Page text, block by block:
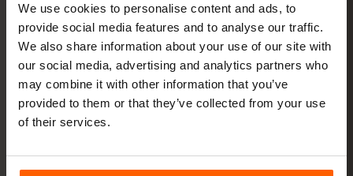
We use cookies to personalise content and ads, to
provide social media features and to analyse our traffic.
We also share information about your use of our site with
our social media, advertising and analytics partners who
may combine it with other information that you’ve
provided to them or that they’ve collected from your use
of their services.
Activa tu eSIM para
Armenia en3 pasos
Listo en minutos, sin tarjeta SIM física.